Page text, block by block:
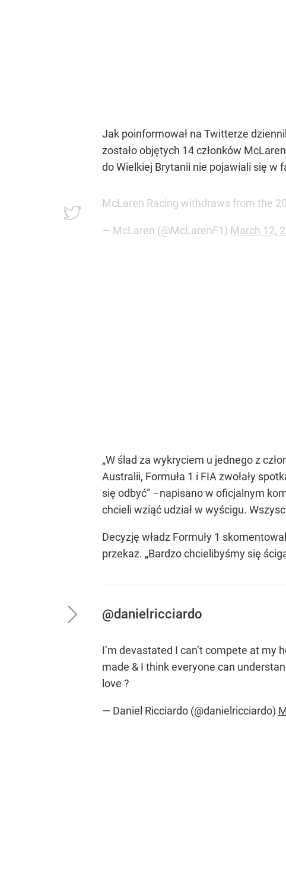
Jak poinformował na Twitterze
zostało objętych 14 członków
do Wielkiej Brytanii nie pojawiali się w
McLaren Racing withdraws from the
— McLaren (@McLarenF1) March 12,
„W ślad za wykryciem u jednego z
Australii, Formuła 1 i FIA zwołały
się odbyć” –napisano w oficjalnym
chcieli wziąć udział w wyścigu.
Decyzję władz Formuły 1
przekaz. „Bardzo chcielibyśmy się
@danielricciardo
I’m devastated I can’t compete at
made & I think everyone can
love ?
— Daniel Ricciardo (@danielricciardo)